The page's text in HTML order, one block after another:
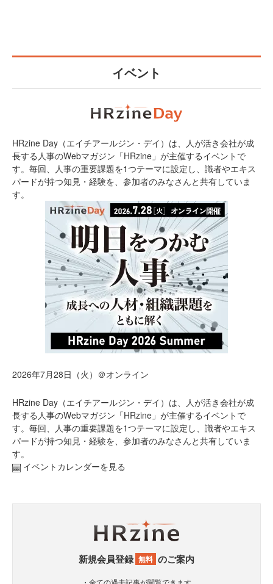
イベント
HRzine Day（エイチアールジン・デイ）は、人が活き会社が成
長する人事のWebマガジン「HRzine」が主催するイベントで
す。毎回、人事の重要課題を1つテーマに設定し、識者やエキス
パードが持つ知見・経験を、参加者のみなさんと共有していま
す。
2026年7月28日（火）＠オンライン
HRzine Day（エイチアールジン・デイ）は、人が活き会社が成
長する人事のWebマガジン「HRzine」が主催するイベントで
す。毎回、人事の重要課題を1つテーマに設定し、識者やエキス
パードが持つ知見・経験を、参加者のみなさんと共有していま
す。
イベントカレンダーを見る
新規会員登録 無料 のご案内
・全ての過去記事が閲覧できます